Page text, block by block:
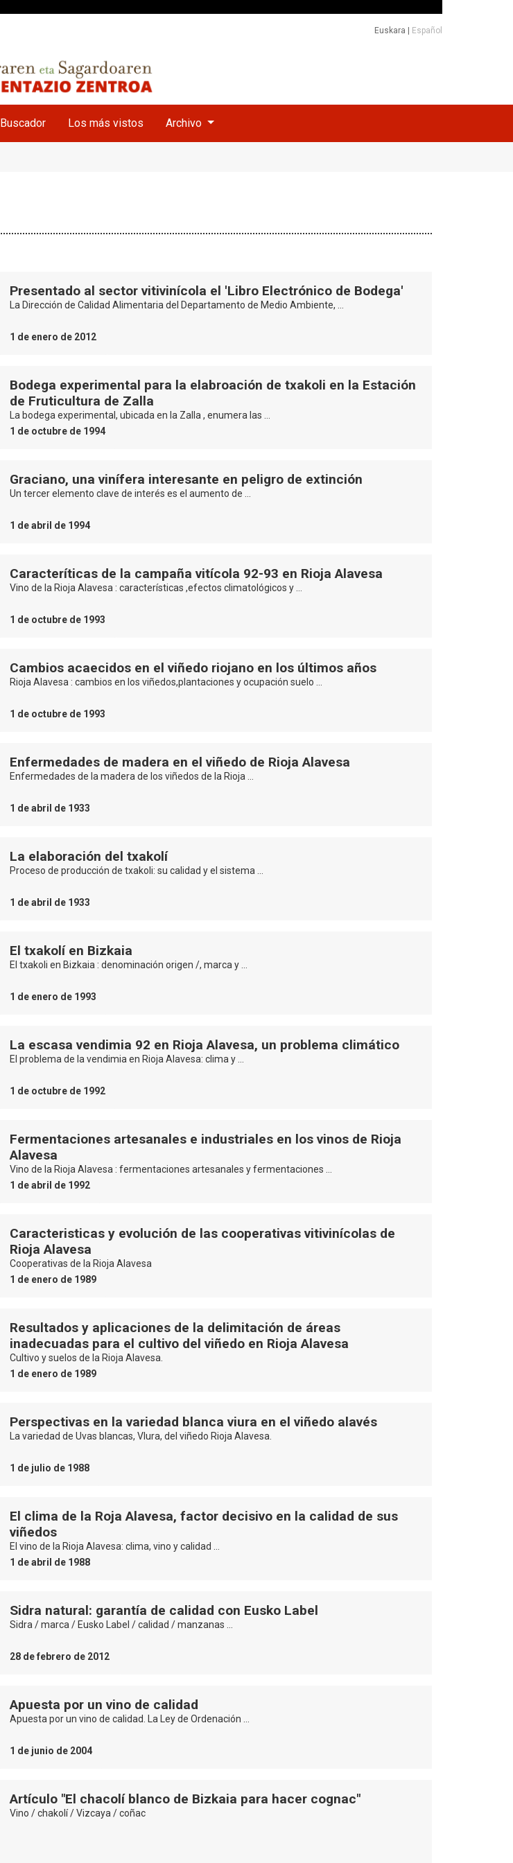
Euskara Español
Buscador Los más vistos Archivo
Presentado al sector vitivinícola el 'Libro Electrónico de Bodega'
La Dirección de Calidad Alimentaria del Departamento de Medio Ambiente, …
1 de enero de 2012
Bodega experimental para la elabroación de txakoli en la Estación
de Fruticultura de Zalla
La bodega experimental, ubicada en la Zalla , enumera las …
1 de octubre de 1994
Graciano, una vinífera interesante en peligro de extinción
Un tercer elemento clave de interés es el aumento de …
1 de abril de 1994
Caracteríticas de la campaña vitícola 92-93 en Rioja Alavesa
Vino de la Rioja Alavesa : características ,efectos climatológicos y …
1 de octubre de 1993
Cambios acaecidos en el viñedo riojano en los últimos años
Rioja Alavesa : cambios en los viñedos,plantaciones y ocupación suelo …
1 de octubre de 1993
Enfermedades de madera en el viñedo de Rioja Alavesa
Enfermedades de la madera de los viñedos de la Rioja …
1 de abril de 1933
La elaboración del txakolí
Proceso de producción de txakoli: su calidad y el sistema …
1 de abril de 1933
El txakolí en Bizkaia
El txakoli en Bizkaia : denominación origen /, marca y …
1 de enero de 1993
La escasa vendimia 92 en Rioja Alavesa, un problema climático
El problema de la vendimia en Rioja Alavesa: clima y …
1 de octubre de 1992
Fermentaciones artesanales e industriales en los vinos de Rioja
Alavesa
Vino de la Rioja Alavesa : fermentaciones artesanales y fermentaciones …
1 de abril de 1992
Caracteristicas y evolución de las cooperativas vitivinícolas de
Rioja Alavesa
Cooperativas de la Rioja Alavesa
1 de enero de 1989
Resultados y aplicaciones de la delimitación de áreas
inadecuadas para el cultivo del viñedo en Rioja Alavesa
Cultivo y suelos de la Rioja Alavesa.
1 de enero de 1989
Perspectivas en la variedad blanca viura en el viñedo alavés
La variedad de Uvas blancas, VIura, del viñedo Rioja Alavesa.
1 de julio de 1988
El clima de la Roja Alavesa, factor decisivo en la calidad de sus
viñedos
El vino de la Rioja Alavesa: clima, vino y calidad …
1 de abril de 1988
Sidra natural: garantía de calidad con Eusko Label
Sidra / marca / Eusko Label / calidad / manzanas …
28 de febrero de 2012
Apuesta por un vino de calidad
Apuesta por un vino de calidad. La Ley de Ordenación …
1 de junio de 2004
Artículo "El chacolí blanco de Bizkaia para hacer cognac"
Vino / chakolí / Vizcaya / coñac